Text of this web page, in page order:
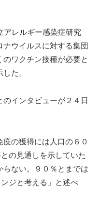
アレルギー感染症研究
ウイルスに対する集団
ワクチン接種が必要と
た。
インタビューが２４日
の獲得には人口の６０
の見通しを示していた
らない。９０％とまでは
ジと考える」と述べ